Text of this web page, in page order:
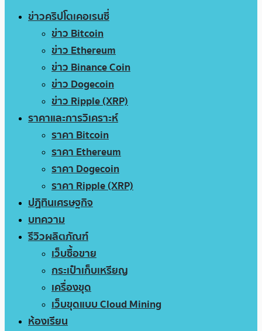
ข่าวคริปโตเคอเรนซี่
ข่าว Bitcoin
ข่าว Ethereum
ข่าว Binance Coin
ข่าว Dogecoin
ข่าว Ripple (XRP)
ราคาและการวิเคราะห์
ราคา Bitcoin
ราคา Ethereum
ราคา Dogecoin
ราคา Ripple (XRP)
ปฏิทินเศรษฐกิจ
บทความ
รีวิวผลิตภัณฑ์
เว็บซื้อขาย
กระเป๋าเก็บเหรียญ
เครื่องขุด
เว็บขุดแบบ Cloud Mining
ห้องเรียน